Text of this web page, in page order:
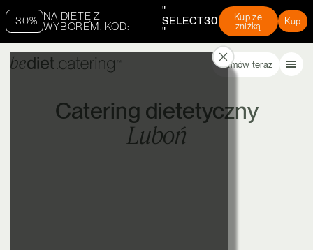
-30% NA DIETĘ Z
WYBOREM. KOD:
"
SELECT30
"
Kup ze
zniżką
Kup
Zamów teraz
Catering dietetyczny
Luboń